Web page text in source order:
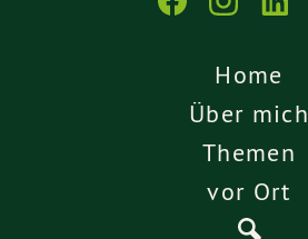
Home
Über mich
Themen
vor Ort